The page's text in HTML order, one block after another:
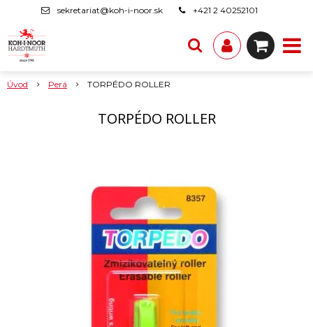
sekretariat@koh-i-noor.sk +421 2 40252101
Úvod Perá TORPÉDO ROLLER
TORPÉDO ROLLER